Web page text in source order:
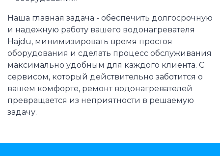
Наша главная задача - обеспечить долгосрочную
и надежную работу вашего водонагревателя
Hajdu, минимизировать время простоя
оборудования и сделать процесс обслуживания
максимально удобным для каждого клиента. С
сервисом, который действительно заботится о
вашем комфорте, ремонт водонагревателей
превращается из неприятности в решаемую
задачу.